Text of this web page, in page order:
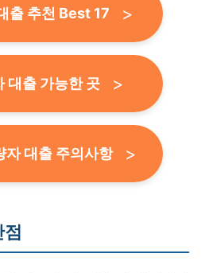
출 추천 Best 17
대출 가능한 곳
자 대출 주의사항